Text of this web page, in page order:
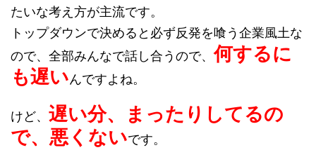
たいな考え方が主流です。
トップダウンで決めると必ず反発を喰う企業風土な
ので、全部みんなで話し合うので、何するに
も遅いんですよね。
けど、 遅い分、まったりしてるの
で、悪くないです。